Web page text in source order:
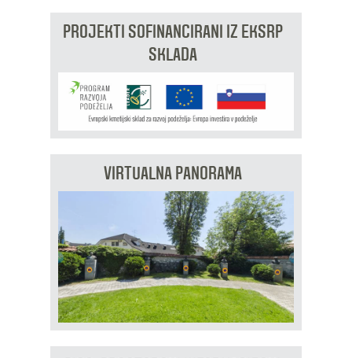
PROJEKTI SOFINANCIRANI IZ EKSRP
SKLADA
VIRTUALNA PANORAMA